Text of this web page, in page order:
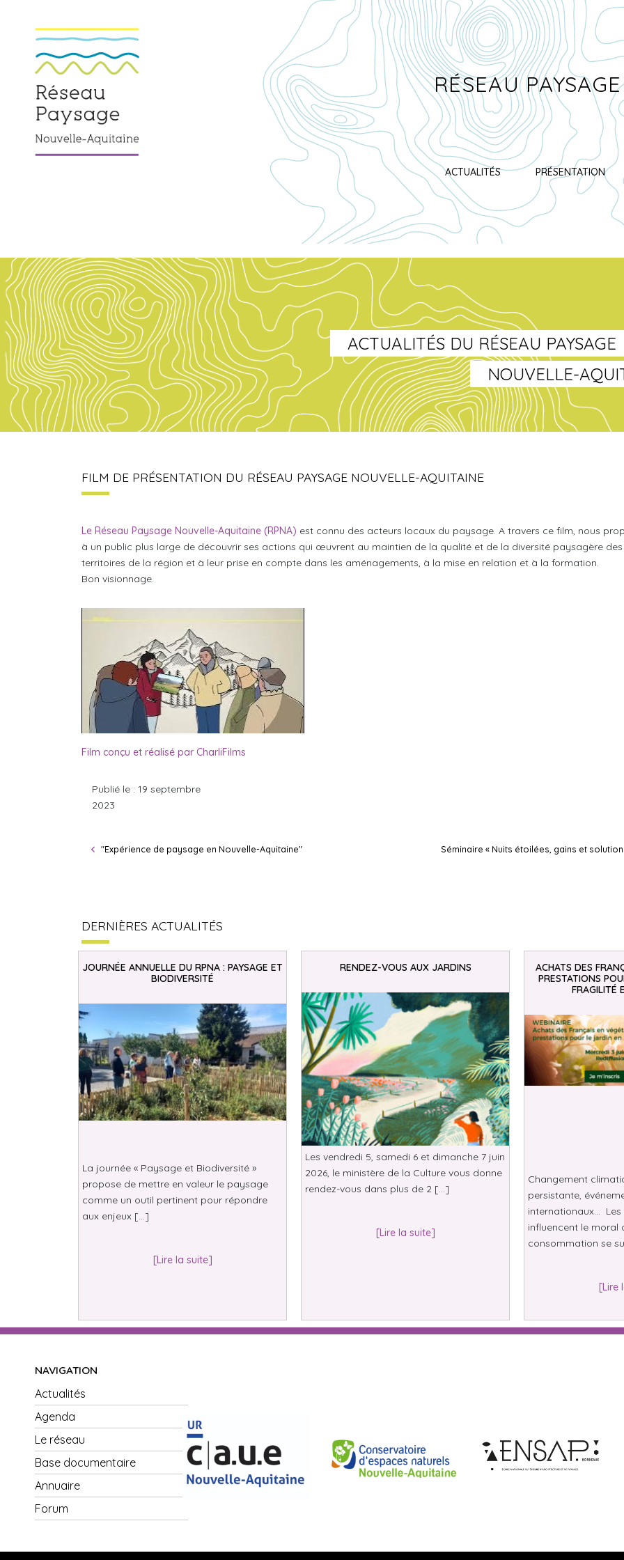
RÉSEAU
ACTUALITÉS PRÉSENTATION
ACTUALITÉS DU RÉSEAU PAYSAGE
NOUVELLE-
FILM DE PRÉSENTATION DU RÉSEAU PAYSAGE NOUVELLE-AQUITAINE
Le Réseau Paysage Nouvelle-Aquitaine (RPNA) est connu des acteurs locaux du paysage. A travers ce film, nous
à un public plus large de découvrir ses actions qui œuvrent au maintien de la qualité et de la diversité paysagère des
territoires de la région et à leur prise en compte dans les aménagements, à la mise en relation et à la formation.
Bon visionnage.
Film conçu et réalisé par CharliFilms
Publié le : 19 septembre
2023
"Expérience de paysage en Nouvelle-Aquitaine" Séminaire « Nuits étoilées, gains et
DERNIÈRES ACTUALITÉS
JOURNÉE ANNUELLE DU RPNA : PAYSAGE ET
BIODIVERSITÉ
La journée « Paysage et Biodiversité »
propose de mettre en valeur le paysage
comme un outil pertinent pour répondre
aux enjeux […]
[Lire la suite]
RENDEZ-VOUS AUX JARDINS
Les vendredi 5, samedi 6 et dimanche 7 juin
2026, le ministère de la Culture vous donne
rendez-vous dans plus de 2 […]
[Lire la suite]
ACHATS DES
PRESTATIONS
FRAGILITÉ
Changement
persistante,
internationaux…
influencent le moral
consommation se
[Lire
NAVIGATION
Actualités
Agenda
Le réseau
Base documentaire
Annuaire
Forum